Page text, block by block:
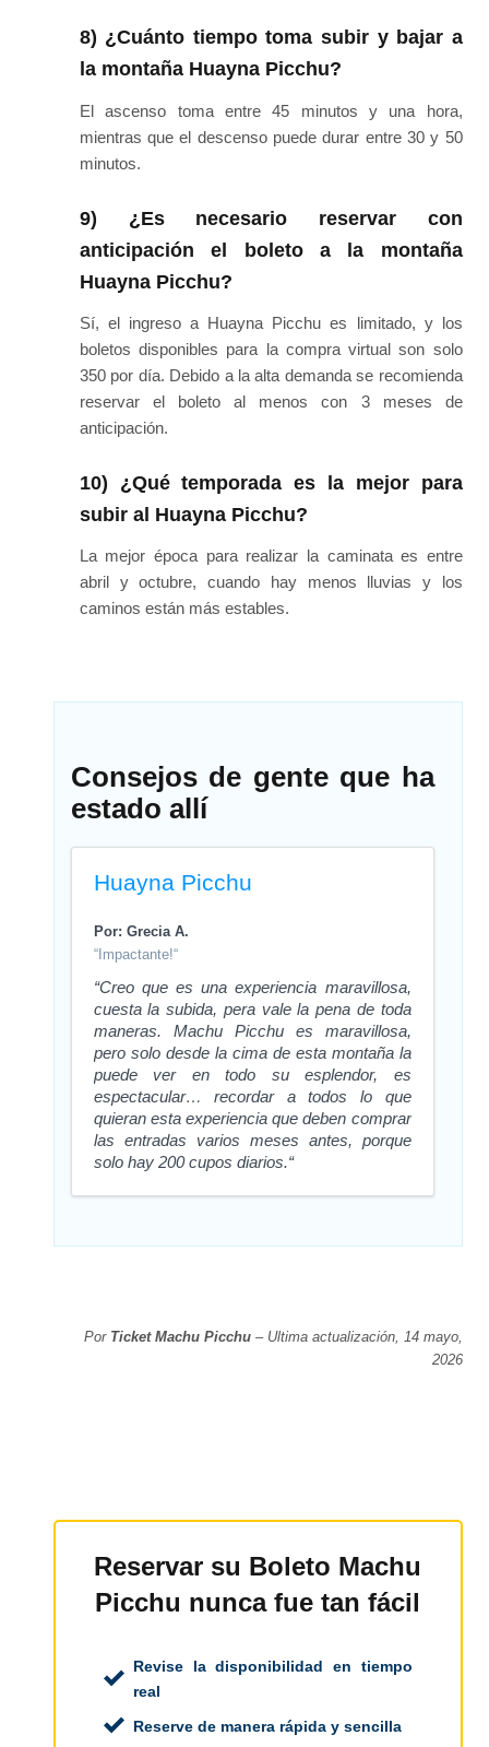
8) ¿Cuánto tiempo toma subir y bajar a
la montaña Huayna Picchu?
El ascenso toma entre 45 minutos y una hora,
mientras que el descenso puede durar entre 30 y 50
minutos.
9) ¿Es necesario reservar con
anticipación el boleto a la montaña
Huayna Picchu?
Sí, el ingreso a Huayna Picchu es limitado, y los
boletos disponibles para la compra virtual son solo
350 por día. Debido a la alta demanda se recomienda
reservar el boleto al menos con 3 meses de
anticipación.
10) ¿Qué temporada es la mejor para
subir al Huayna Picchu?
La mejor época para realizar la caminata es entre
abril y octubre, cuando hay menos lluvias y los
caminos están más estables.
Consejos de gente que ha
estado allí
Huayna Picchu
Por: Grecia A.
“Impactante!“
“Creo que es una experiencia maravillosa,
cuesta la subida, pera vale la pena de toda
maneras. Machu Picchu es maravillosa,
pero solo desde la cima de esta montaña la
puede ver en todo su esplendor, es
espectacular… recordar a todos lo que
quieran esta experiencia que deben comprar
las entradas varios meses antes, porque
solo hay 200 cupos diarios.“
Por Ticket Machu Picchu– Ultima actualización, 14 mayo,
2026
Reservar su Boleto Machu
Picchu nunca fue tan fácil
Revise la disponibilidad en tiempo
real
Reserve de manera rápida y sencilla